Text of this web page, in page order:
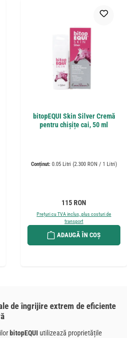
bitopEQUI Skin Silver Cremă
pentru chișițe cai, 50 ml
Conținut: 0.05 Litri (2.300 RON / 1 Litri)
Preț obișnuit:
115 RON
Prețuri cu TVA inclus, plus costuri de
transport
ADAUGĂ ÎN COȘ
de îngrijire extrem de eficiente
bitopEQUI utilizează proprietățile